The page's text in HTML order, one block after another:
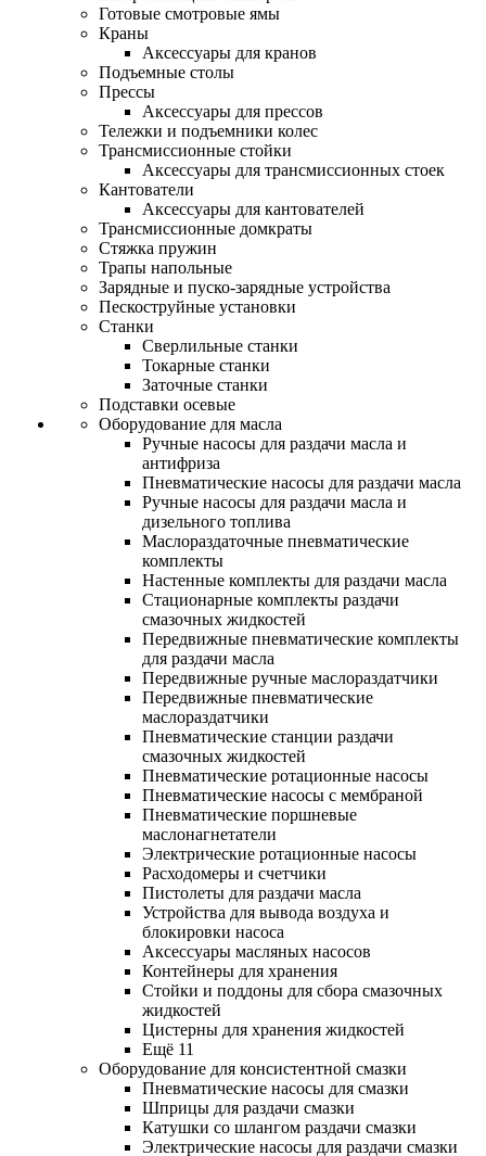
Готовые смотровые ямы
Краны
Аксессуары для кранов
Подъемные столы
Прессы
Аксессуары для прессов
Тележки и подъемники колес
Трансмиссионные стойки
Аксессуары для трансмиссионных стоек
Кантователи
Аксессуары для кантователей
Трансмиссионные домкраты
Стяжка пружин
Трапы напольные
Зарядные и пуско-зарядные устройства
Пескоструйные установки
Станки
Сверлильные станки
Токарные станки
Заточные станки
Подставки осевые
Оборудование для масла
Ручные насосы для раздачи масла и
антифриза
Пневматические насосы для раздачи масла
Ручные насосы для раздачи масла и
дизельного топлива
Маслораздаточные пневматические
комплекты
Настенные комплекты для раздачи масла
Стационарные комплекты раздачи
смазочных жидкостей
Передвижные пневматические комплекты
для раздачи масла
Передвижные ручные маслораздатчики
Передвижные пневматические
маслораздатчики
Пневматические станции раздачи
смазочных жидкостей
Пневматические ротационные насосы
Пневматические насосы с мембраной
Пневматические поршневые
маслонагнетатели
Электрические ротационные насосы
Расходомеры и счетчики
Пистолеты для раздачи масла
Устройства для вывода воздуха и
блокировки насоса
Аксессуары масляных насосов
Контейнеры для хранения
Стойки и поддоны для сбора смазочных
жидкостей
Цистерны для хранения жидкостей
Ещё 11
Оборудование для консистентной смазки
Пневматические насосы для смазки
Шприцы для раздачи смазки
Катушки со шлангом раздачи смазки
Электрические насосы для раздачи смазки